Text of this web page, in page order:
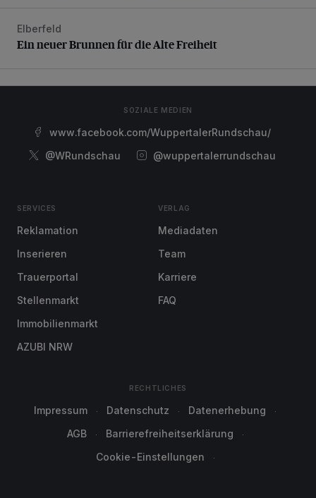
Ein neuer Brunnen für die Alte Freiheit
Elberfeld
Ein neuer Brunnen für die Alte Freiheit
SOZIALE MEDIEN
www.facebook.com/WuppertalerRundschau/
@WRundschau
@wuppertalerrundschau
SERVICES
Reklamation
Inserieren
Trauerportal
Stellenmarkt
Immobilienmarkt
AZUBI NRW
VERLAG
Mediadaten
Team
Karriere
FAQ
RECHTLICHES
Impressum Datenschutz
Datenerhebung
AGB
Barrierefreiheitserklärung
Cookie-Einstellungen